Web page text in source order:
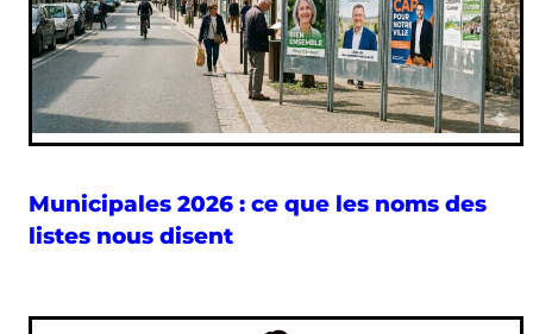
Municipales 2026 : ce que les noms des
listes nous disent